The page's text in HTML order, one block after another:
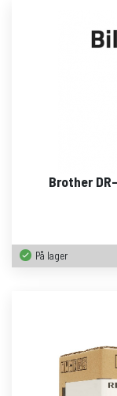
Brother
På lager